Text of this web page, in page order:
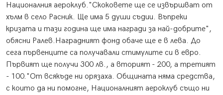
Националния аероклуб."Скоковете ще се извършват от
хълм в село Расник. Ще има 5 души съдии. Въпреки
кризата и тази година ще има награди за най-добрите",
обясни Ралев.Наградният фонд обаче ще е в лева. До
сега първенците са получавали стимулите си в евро.
Първият ще получи 300 лв., а вторият - 200, а третият
- 100."От всякъде ни орязаха. Общината няма средства,
с които да ни помогне, Националният аероклуб също ни